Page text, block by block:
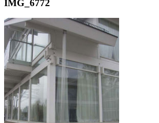
IMG_6772